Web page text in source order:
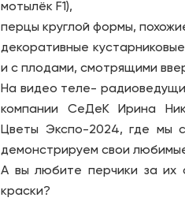
мотылёк F1),
перцы круглой формы,
декоративные
и с плодами, смотрящими
На видео теле-
компании СеДеК Ирина
Цветы Экспо-2024, где мы
демонстрируем свои
А вы любите перчики за их
краски?